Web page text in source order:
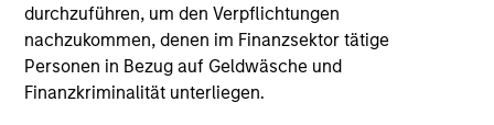
durchzuführen, um den Verpflichtungen
nachzukommen, denen im Finanzsektor tätige
Personen in Bezug auf Geldwäsche und
Finanzkriminalität unterliegen.